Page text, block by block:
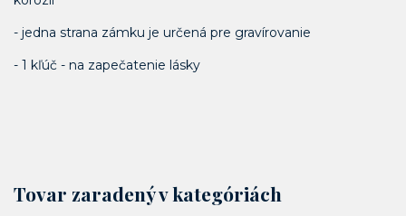
- jedna strana zámku je určená pre gravírovanie
- 1 kľúč - na zapečatenie lásky
Tovar zaradený v kategóriách